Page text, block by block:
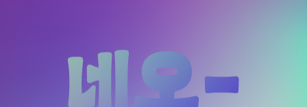
스튜디오
유형진